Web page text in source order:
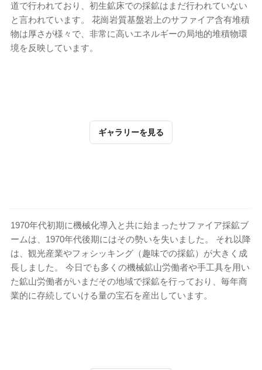
道で行われており、初生鉱床での採鉱はまだ行われていない
と言われています。 花崗岩質基盤岩上のサファイア含有堆積
物は厚さが様々で、非常に高いエネルギーの局地的堆積物環
境を反映しています。
ギャラリーを見る
1970年代初期に機械化導入と共に始まったサファイア採鉱ブ
ームは、1970年代後期にはその勢いを失いました。 それ以降
は、観光産業やフォシッキング（趣味での採鉱）が大きく成
長しました。 今日でも多くの機械鉱山労働者や手工具を用い
た鉱山労働者がいまだその地域で採鉱を行っており、毎年商
業的に存続していける量の宝石を産出しています。